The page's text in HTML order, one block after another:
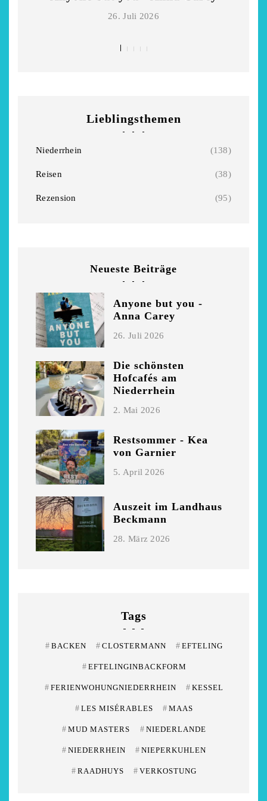
26. Juli 2026
Lieblingsthemen
Niederrhein (138)
Reisen (38)
Rezension (95)
Neueste Beiträge
Anyone but you -
Anna Carey
26. Juli 2026
Die schönsten
Hofcafés am
Niederrhein
2. Mai 2026
Restsommer - Kea
von Garnier
5. April 2026
Auszeit im Landhaus
Beckmann
28. März 2026
Tags
# BACKEN # CLOSTERMANN # EFTELING
# EFTELINGINBACKFORM
# FERIENWOHUNGNIEDERRHEIN # KESSEL
# LES MISÉRABLES # MAAS
# MUD MASTERS # NIEDERLANDE
# NIEDERRHEIN # NIEPERKUHLEN
# RAADHUYS # VERKOSTUNG